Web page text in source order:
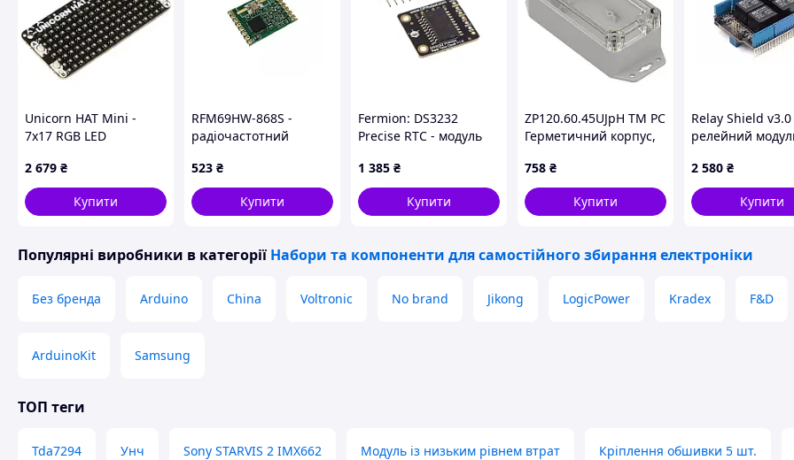
Unicorn HAT Mini -
7x17 RGB LED
дисплейний модуль
для Raspberry Pi
2 679 ₴
Купити
RFM69HW-868S -
радіочастотний
МГц
523 ₴
Купити
Fermion: DS3232
Precise RTC - модуль
1 385 ₴
Купити
ZP120.60.45UJpH TM PC
Герметичний корпус,
з прозорою кришкою,
Kradex
758 ₴
Купити
Relay Shield
релейний
2 580 ₴
Купити
Популярні виробники в категорії Набори та компоненти для самостійного збирання електроніки
Без бренда Arduino China Voltronic No brand Jikong LogicPower Kradex F&D
ArduinoKit Samsung
ТОП теги
Tda7294 Унч Sony STARVIS 2 IMX662 Модуль із низьким рівнем втрат Кріплення обшивки 5 шт.